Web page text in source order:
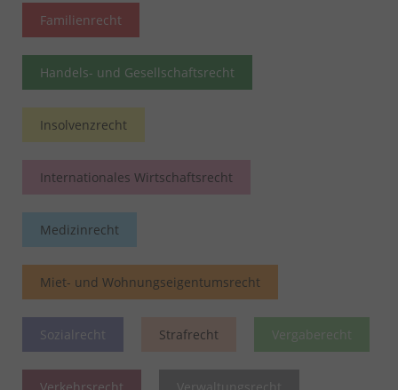
Familienrecht
Handels- und Gesellschaftsrecht
Insolvenzrecht
Internationales Wirtschaftsrecht
Medizinrecht
Miet- und Wohnungseigentumsrecht
Sozialrecht Strafrecht Vergaberecht